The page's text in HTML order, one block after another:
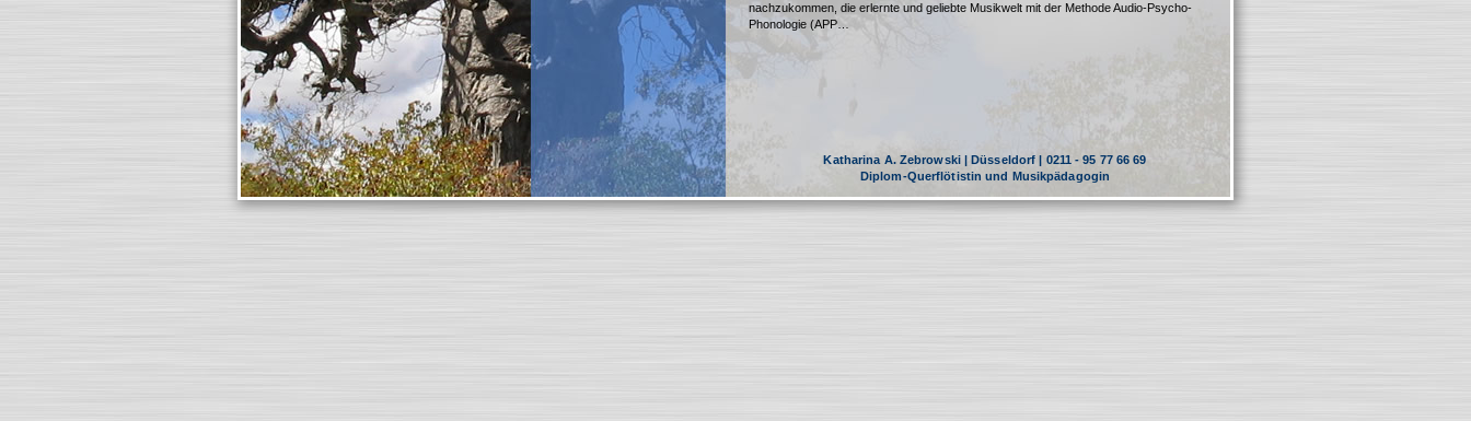
nachzukommen, die erlernte und geliebte Musikwelt mit der Methode Audio-Psycho-
Phonologie (APP…
Katharina A. Zebrowski | Düsseldorf | 0211 - 95 77 66 69
Diplom-Querflötistin und Musikpädagogin